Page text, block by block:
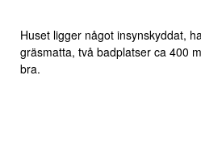
Huset ligger något insynskyddat,
gräsmatta, två badplatser ca 400
bra.